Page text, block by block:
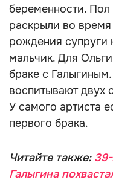
беременности.
раскрыли во
рождения супруги
мальчик. Для
браке с
воспитывают двух
У самого артиста
первого брака.
Читайте также:
Галыгина